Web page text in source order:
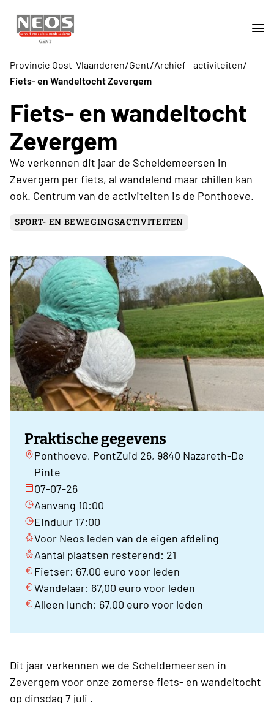
Provincie Oost-Vlaanderen/Gent/Archief - activiteiten/
Fiets- en Wandeltocht Zevergem
Fiets- en wandeltocht
Zevergem
We verkennen dit jaar de Scheldemeersen in
Zevergem per fiets, al wandelend maar chillen kan
ook. Centrum van de activiteiten is de Ponthoeve.
SPORT- EN BEWEGINGSACTIVITEITEN
Praktische gegevens
Ponthoeve, PontZuid 26, 9840 Nazareth-De
Pinte
07-07-26
Aanvang 10:00
Einduur 17:00
Voor Neos leden van de eigen afdeling
Aantal plaatsen resterend: 21
Fietser: 67,00 euro voor leden
Wandelaar: 67,00 euro voor leden
Alleen lunch: 67,00 euro voor leden
Dit jaar verkennen we de Scheldemeersen in
Zevergem voor onze zomerse fiets- en wandeltocht
op dinsdag 7 juli .